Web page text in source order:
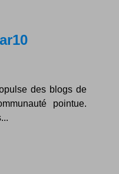
des blogs de
pointue.